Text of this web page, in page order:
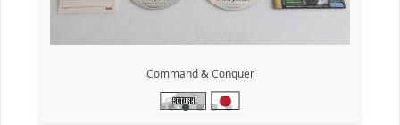
Command & Conquer